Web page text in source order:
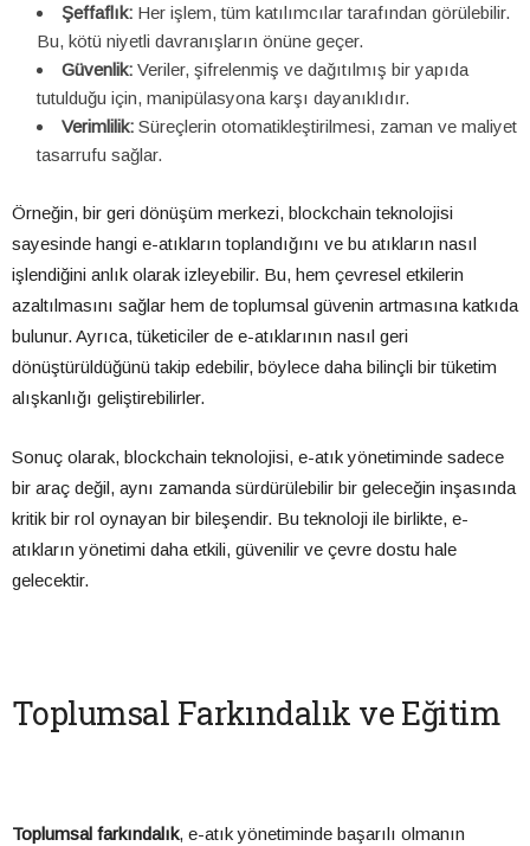
Şeffaflık: Her işlem, tüm katılımcılar tarafından görülebilir.
Bu, kötü niyetli davranışların önüne geçer.
Güvenlik: Veriler, şifrelenmiş ve dağıtılmış bir yapıda
tutulduğu için, manipülasyona karşı dayanıklıdır.
Verimlilik: Süreçlerin otomatikleştirilmesi, zaman ve maliyet
tasarrufu sağlar.
Örneğin, bir geri dönüşüm merkezi, blockchain teknolojisi
sayesinde hangi e-atıkların toplandığını ve bu atıkların nasıl
işlendiğini anlık olarak izleyebilir. Bu, hem çevresel etkilerin
azaltılmasını sağlar hem de toplumsal güvenin artmasına katkıda
bulunur. Ayrıca, tüketiciler de e-atıklarının nasıl geri
dönüştürüldüğünü takip edebilir, böylece daha bilinçli bir tüketim
alışkanlığı geliştirebilirler.
Sonuç olarak, blockchain teknolojisi, e-atık yönetiminde sadece
bir araç değil, aynı zamanda sürdürülebilir bir geleceğin inşasında
kritik bir rol oynayan bir bileşendir. Bu teknoloji ile birlikte, e-
atıkların yönetimi daha etkili, güvenilir ve çevre dostu hale
gelecektir.
Toplumsal Farkındalık ve Eğitim
Toplumsal farkındalık, e-atık yönetiminde başarılı olmanın